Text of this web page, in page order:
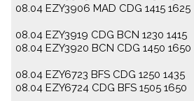
08.04 EZY3906 MAD CDG 1415 1625
08.04 EZY3919 CDG BCN 1230 1415
08.04 EZY3920 BCN CDG 1450 1650
08.04 EZY6723 BFS CDG 1250 1435
08.04 EZY6724 CDG BFS 1505 1650